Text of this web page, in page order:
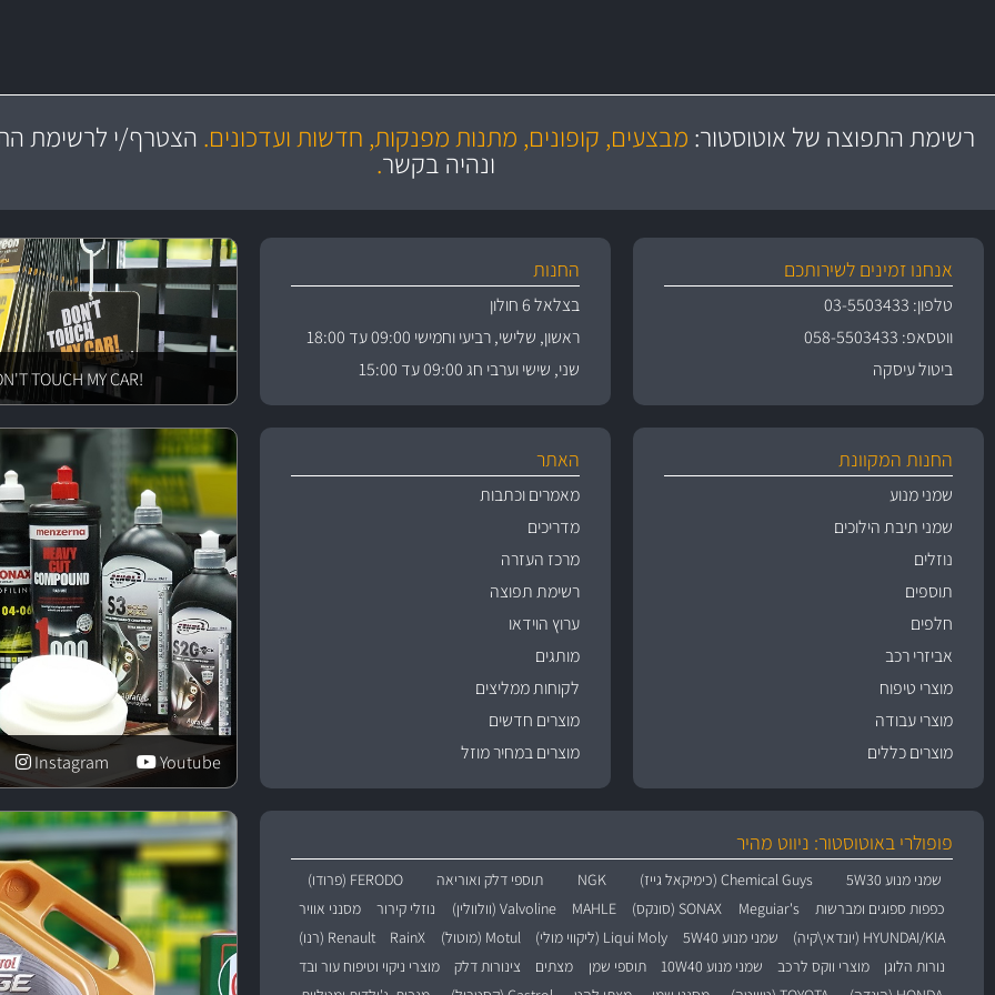
משלוח מהיר
באמצעות צ'יטה
משלוחים
במחיר
יותר מ- 500 מסנני שמן, אוויר, דלק וקבינה
מחלקת המסננים שלנו עשירה וכוללת מסננים מקוריים ומסננים של MANN ו- MAHLE
גרמניה
יותר מ- 400 מוצרי טיפוח לרכב
בקרו במחלקת מוצרי
מקצועיות
ושירות מצויין רשימת התפוצה של אוטוסטור: מבצעים, קופונים, מתנות מפנקות, חדשות ועדכונים. הצטרף/י לרשימת
ונהיה בקשר.
אנחנו זמינים לשירותכם
טלפון: 03-5503433
ווטסאפ: 058-5503433
ביטול עיסקה
החנות
בצלאל 6 חולון
ראשון, שלישי, רביעי וחמישי 09:00 עד 18:00
שני, שישי וערבי חג 09:00 עד 15:00
!DON'T TOUCH MY CAR
החנות המקוונת
שמני מנוע
שמני תיבת הילוכים
נוזלים
תוספים
חלפים
אביזרי רכב
מוצרי טיפוח
מוצרי עבודה
מוצרים כללים
האתר
מאמרים וכתבות
מדריכים
מרכז העזרה
רשימת תפוצה
ערוץ הוידאו
מותגים
לקוחות ממליצים
מוצרים חדשים
מוצרים במחיר מוזל
Youtube
Instagram
פופולרי באוטוסטור: ניווט מהיר
שמני מנוע 5W30 Chemical Guys (כימיקאל גייז) NGK תוספי דלק ואוריאה
FERODO (פרודו)
כפפות ספוגים ומברשות
Meguiar's SONAX (סונקס) MAHLE Valvoline (וולוולין) נוזלי קירור
מסנני אוויר
HYUNDAI/KIA (יונדאי\קיה)
שמני מנוע 5W40 Liqui Moly (ליקווי מולי) Motul (מוטול) RainX
Renault (רנו)
נורות הלוגן
מוצרי ווקס לרכב שמני מנוע 10W40 תוספי שמן מצתים צינורות דלק
מוצרי ניקוי וטיפוח עור ובד